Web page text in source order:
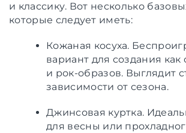
и классику. Вот несколько
которые следует иметь:
Кожаная косуха.
вариант для создания как
и рок-образов. Выглядит
зависимости от сезона.
Джинсовая куртка.
для весны или